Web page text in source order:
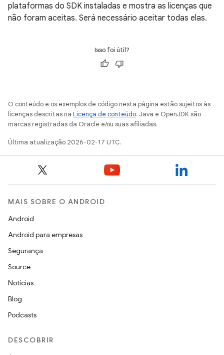
plataformas do SDK instaladas e mostra as licenças que
não foram aceitas. Será necessário aceitar todas elas.
Isso foi útil?
O conteúdo e os exemplos de código nesta página estão sujeitos às
licenças descritas na Licença de conteúdo. Java e OpenJDK são
marcas registradas da Oracle e/ou suas afiliadas.
Última atualização 2026-02-17 UTC.
MAIS SOBRE O ANDROID
Android
Android para empresas
Segurança
Source
Notícias
Blog
Podcasts
DESCOBRIR